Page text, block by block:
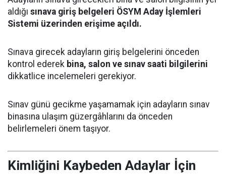
aldığı sınava giriş belgeleri ÖSYM Aday İşlemleri
Sistemi üzerinden erişime açıldı.
Sınava girecek adayların giriş belgelerini önceden
kontrol ederek bina, salon ve sınav saati bilgilerini
dikkatlice incelemeleri gerekiyor.
Sınav günü gecikme yaşamamak için adayların sınav
binasına ulaşım güzergâhlarını da önceden
belirlemeleri önem taşıyor.
Kimliğini Kaybeden Adaylar İçin